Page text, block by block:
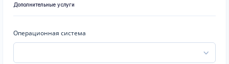
Дополнительные услуги
Операционная система